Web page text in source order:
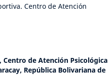
Centro de Atención
Centro de Atención Psicológica
República Bolivariana de